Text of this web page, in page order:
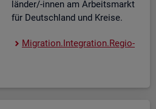
län­der/-innen am Ar­beits­markt
für Deutsch­land und Krei­se.
Mi­gra­ti­on.In­te­gra­ti­on.Re­gio­